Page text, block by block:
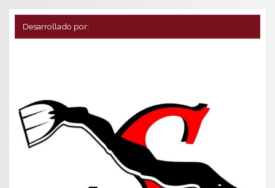
Desarrollado por: